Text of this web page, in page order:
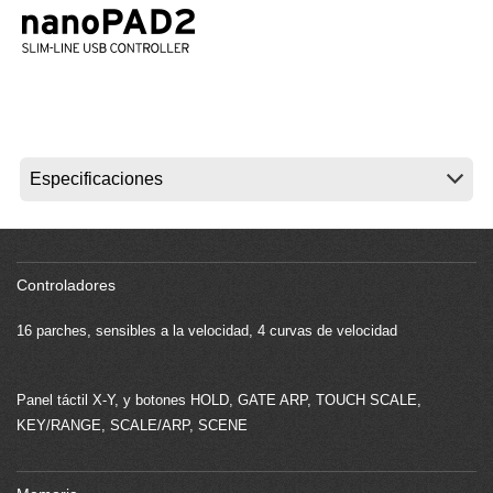
Noticias
Ubicación
Acerca de KORG
Controladores
16 parches, sensibles a la velocidad, 4 curvas de velocidad
Panel táctil X-Y, y botones HOLD, GATE ARP, TOUCH SCALE,
KEY/RANGE, SCALE/ARP, SCENE